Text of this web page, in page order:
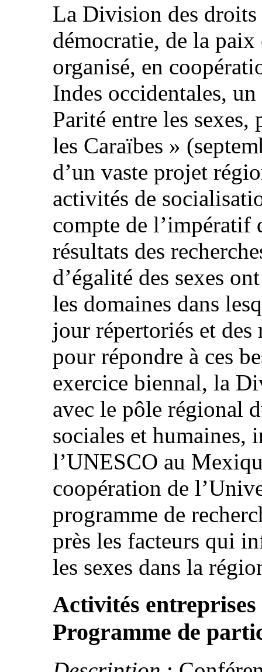
La Division des droits
démocratie, de la paix
organisé, en
Indes occidentales,
Parité entre les
les Caraïbes »
d’un vaste projet
activités de
compte de l’impératif
résultats des
d’égalité des sexes
les domaines dans
jour répertoriés et
pour répondre à ces
exercice biennal, la
avec le pôle régional
sociales et humaines,
l’UNESCO au
coopération de
programme de
près les facteurs qui
les sexes dans la
Activités entreprises
Programme de